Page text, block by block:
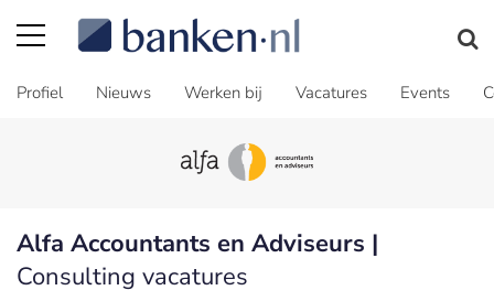
Profiel Nieuws Werken bij Vacatures Events
Alfa Accountants en Adviseurs |
Consulting vacatures